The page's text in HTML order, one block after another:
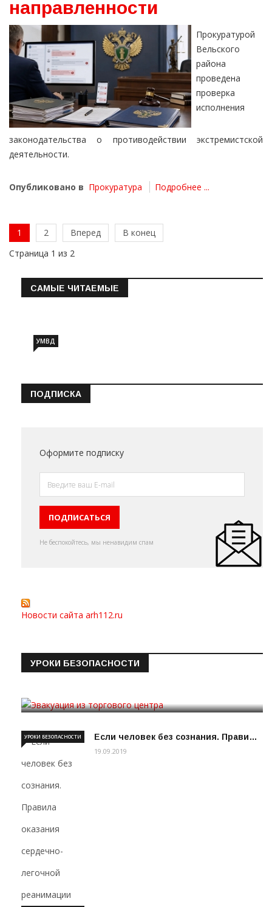
направленности
Прокуратурой
Вельского
района
проведена
проверка
исполнения
законодательства о противодействии экстремистской
деятельности.
Опубликовано в Прокуратура Подробнее ...
1 2 Вперед
В конец
Страница 1 из 2
САМЫЕ ЧИТАЕМЫЕ
УМВД
ПОДПИСКА
Оформите подписку
Не беспокойтесь, мы ненавидим спам
Новости сайта arh112.ru
УРОКИ БЕЗОПАСНОСТИ
Если человек без сознания. Прави…
УРОКИ БЕЗОПАСНОСТИ
19.09.2019